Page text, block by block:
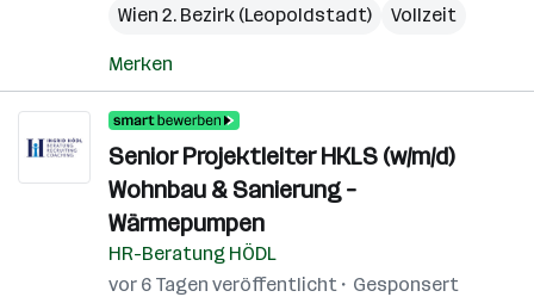
Wien 2. Bezirk (Leopoldstadt)
Vollzeit
Merken
Senior Projektleiter HKLS (w/m/d)
Wohnbau & Sanierung –
Wärmepumpen
HR-Beratung HÖDL
vor 6 Tagen veröffentlicht
Gesponsert